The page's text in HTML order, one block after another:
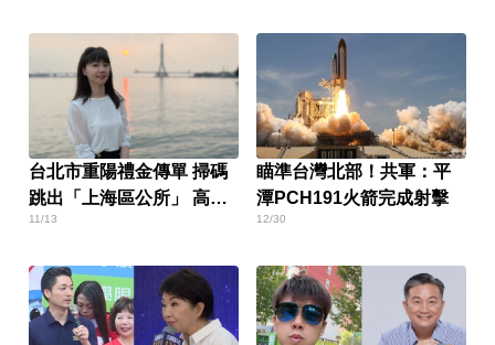
台北市重陽禮金傳單 掃碼
跳出「上海區公所」 高嘉
瑜轟：低級錯誤
11/13
瞄準台灣北部！共軍：平
潭PCH191火箭完成射擊
12/30